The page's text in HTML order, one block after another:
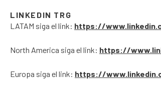
LINKEDIN TRG
LATAM siga el link: https://
North America siga el link: https://
Europa siga el link: https://